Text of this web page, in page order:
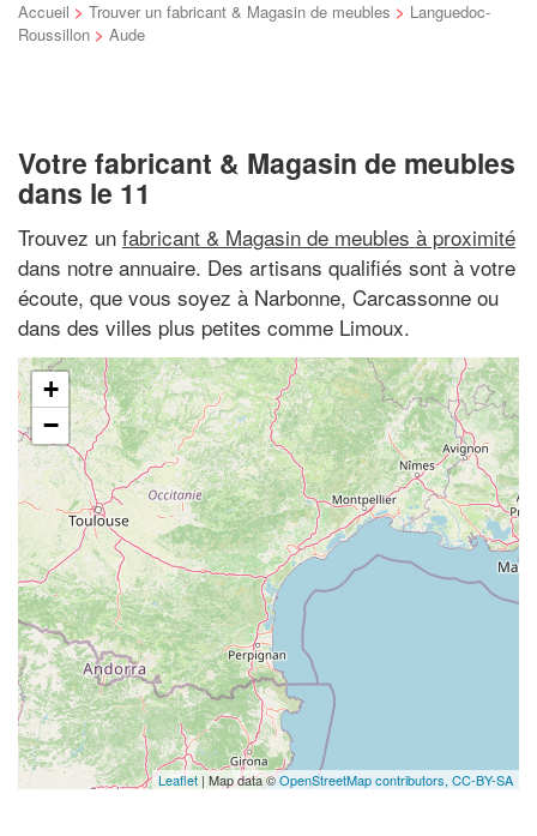
Accueil > Trouver un fabricant & Magasin de meubles > Languedoc-
Roussillon > Aude
Votre fabricant & Magasin de meubles
dans le 11
Trouvez un fabricant & Magasin de meubles à proximité
dans notre annuaire. Des artisans qualifiés sont à votre
écoute, que vous soyez à Narbonne, Carcassonne ou
dans des villes plus petites comme Limoux.
+
−
Leaflet | Map data ©OpenStreetMap contributors, CC-BY-SA